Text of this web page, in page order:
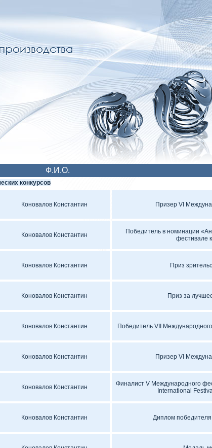
Ф.И.О.
конкурсов
Коновалов Константин Призер VI
Коновалов Константин
Победитель в номинации
фестивале
Коновалов Константин Приз
Коновалов Константин Приз за
Коновалов Константин Победитель VII
Коновалов Константин Призер VI
Коновалов Константин
Финалист V Международного
International
Коновалов Константин Диплом